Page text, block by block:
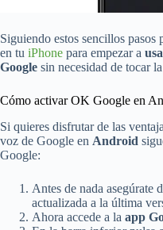
Siguiendo estos sencillos pasos
en tu iPhone para empezar a
Google sin necesidad de tocar
Cómo activar OK Google en
Si quieres disfrutar de las
voz de Google en Android
Google:
Antes de nada asegúrate
actualizada a la última
Ahora accede a la app